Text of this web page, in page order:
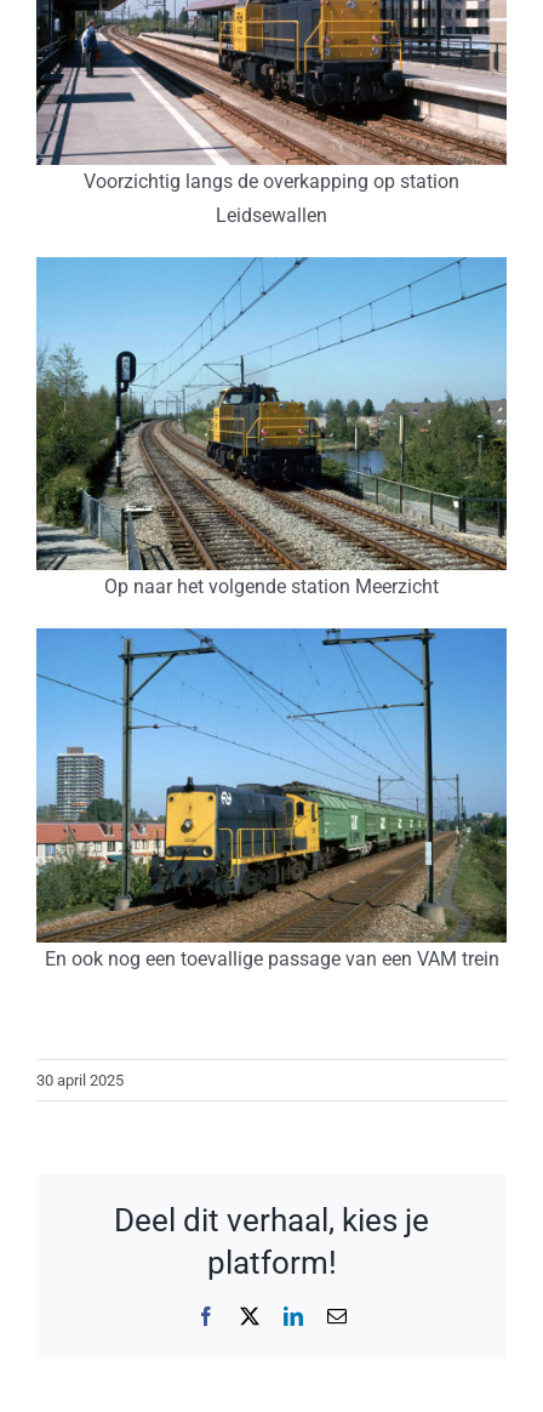
Voorzichtig langs de overkapping op station
Leidsewallen
Op naar het volgende station Meerzicht
En ook nog een toevallige passage van een VAM trein
30 april 2025
Deel dit verhaal, kies je
platform!
Facebook LinkedIn
E-